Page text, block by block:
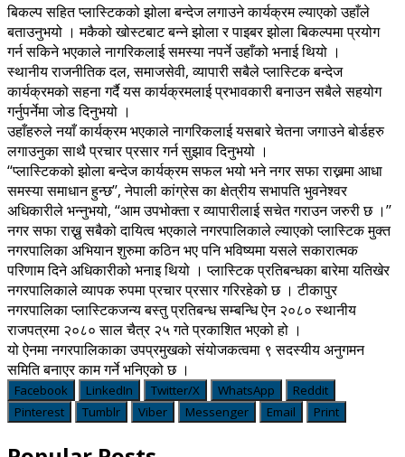
बिकल्प सहित प्लास्टिकको झोला बन्देज लगाउने कार्यक्रम ल्याएको उहाँले
बताउनुभयो । मकैको खोस्टबाट बन्ने झोला र पाइबर झोला बिकल्पमा प्रयोग
गर्न सकिने भएकाले नागरिकलाई समस्या नपर्ने उहाँको भनाई थियो ।
स्थानीय राजनीतिक दल, समाजसेवी, व्यापारी सबैले प्लास्टिक बन्देज
कार्यक्रमको सहना गर्दै यस कार्यक्रमलाई प्रभावकारी बनाउन सबैले सहयोग
गर्नुपर्नेमा जोड दिनुभयो ।
उहाँहरुले नयाँ कार्यक्रम भएकाले नागरिकलाई यसबारे चेतना जगाउने बोर्डहरु
लगाउनुका साथै प्रचार प्रसार गर्न सुझाव दिनुभयो ।
‘‘प्लास्टिकको झोला बन्देज कार्यक्रम सफल भयो भने नगर सफा राख्नमा आधा
समस्या समाधान हुन्छ’’, नेपाली कांग्रेस का क्षेत्रीय सभापति भुवनेश्वर
अधिकारीले भन्नुभयो, ‘‘आम उपभोक्ता र व्यापारीलाई सचेत गराउन जरुरी छ ।’’
नगर सफा राख्नु सबैको दायित्व भएकाले नगरपालिकाले ल्याएको प्लास्टिक मुक्त
नगरपालिका अभियान शुरुमा कठिन भए पनि भविष्यमा यसले सकारात्मक
परिणाम दिने अधिकारीको भनाइ थियो । प्लास्टिक प्रतिबन्धका बारेमा यतिखेर
नगरपालिकाले व्यापक रुपमा प्रचार प्रसार गरिरहेको छ । टीकापुर
नगरपालिका प्लास्टिकजन्य बस्तु प्रतिबन्ध सम्बन्धि ऐन २०८० स्थानीय
राजपत्रमा २०८० साल चैत्र २५ गते प्रकाशित भएको हो ।
यो ऐनमा नगरपालिकाका उपप्रमुखको संयोजकत्वमा ९ सदस्यीय अनुगमन
समिति बनाएर काम गर्ने भनिएको छ ।
Facebook LinkedIn Twitter/X WhatsApp
Reddit
Pinterest
Tumblr Viber Messenger Email Print